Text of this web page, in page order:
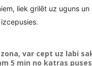
liek grilēt uz uguns
var cept uz labi
5 min no katras